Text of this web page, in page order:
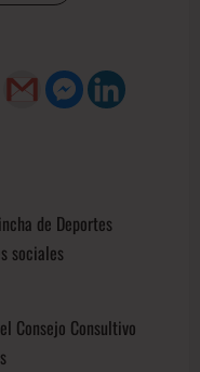
de Deportes
sociales
Consejo Consultivo